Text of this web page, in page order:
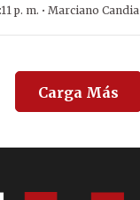
p. m. · Marciano Candia
Carga Más